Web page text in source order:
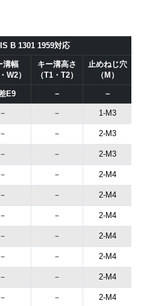
B 1301 1959対応
溝幅
W2）
キー溝高さ
（T1・T2）
止めねじ穴
（M）
E9 － －
－ － 1-M3
－ － 2-M3
－ － 2-M3
－ － 2-M4
－ － 2-M4
－ － 2-M4
－ － 2-M4
－ － 2-M4
－ － 2-M4
－ － 2-M4